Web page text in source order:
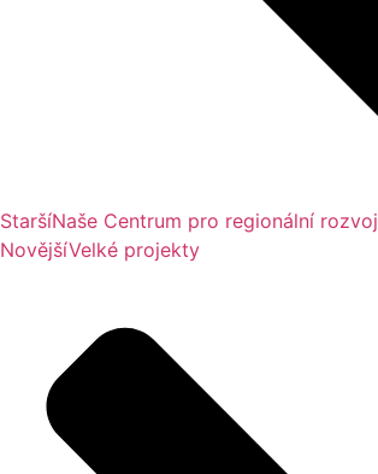
StaršíNaše Centrum pro regionální rozvoj
NovějšíVelké projekty